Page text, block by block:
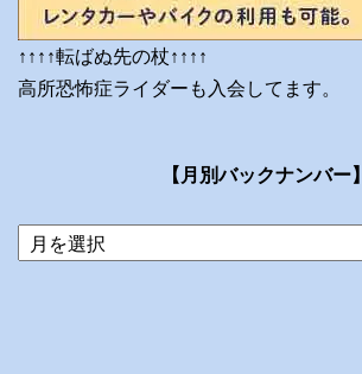
↑↑↑↑転ばぬ先の杖↑↑↑↑
高所恐怖症ライダーも入会してます。
【月別バックナンバー】
当
ブ